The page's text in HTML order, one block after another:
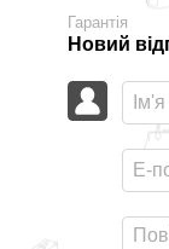
Гарантія
Новий